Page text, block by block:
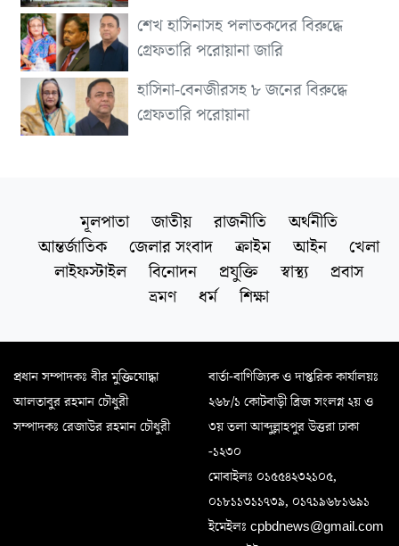
শেখ হাসিনাসহ পলাতকদের বিরুদ্ধে
গ্রেফতারি পরোয়ানা জারি
হাসিনা-বেনজীরসহ ৮ জনের বিরুদ্ধে
গ্রেফতারি পরোয়ানা
মূলপাতা জাতীয় রাজনীতি
অর্থনীতি
আন্তর্জাতিক
জেলার সংবাদ ক্রাইম আইন
খেলা
লাইফস্টাইল
বিনোদন প্রযুক্তি স্বাস্থ্য
প্রবাস
ভ্রমণ
ধর্ম শিক্ষা
প্রধান সম্পাদকঃ বীর মুক্তিযোদ্ধা
আলতাবুর রহমান চৌধুরী
সম্পাদকঃ রেজাউর রহমান চৌধুরী
বার্তা-বাণিজ্যিক ও দাপ্তরিক কার্যালয়ঃ
২৬৮/১ কোটবাড়ী ব্রিজ সংলগ্ন ২য় ও
৩য় তলা আব্দুল্লাহপুর উত্তরা ঢাকা
-১২৩০
মোবাইলঃ ০১৫৫৪২৩২১০৫,
০১৮১১৩১১৭৩৯, ০১৭১৯৬৮১৬৯১
ইমেইলঃ cpbdnews@gmail.com